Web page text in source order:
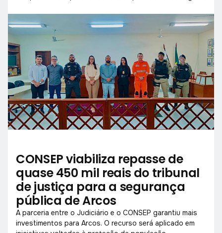
CONSEP viabiliza repasse de
quase 450 mil reais do tribunal
de justiça para a segurança
pública de Arcos
A parceria entre o Judiciário e o CONSEP garantiu mais
investimentos para Arcos. O recurso será aplicado em